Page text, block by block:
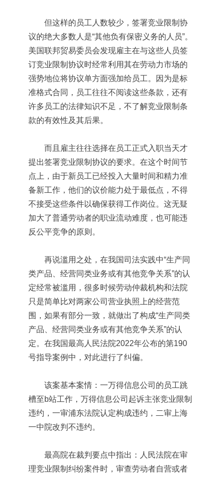
但这样的员工人数较少，签署竞业限制协
议的绝大多数人是“其他负有保密义务的人员”。
美国联邦贸易委员会发现雇主在与这些人员签
订竞业限制协议时经常利用其在劳动力市场的
强势地位将协议单方面强加给员工。因为是标
准格式合同，员工往往不阅读这些条款，还有
许多员工的法律知识不足，不了解竞业限制条
款的有效性及其后果。
而且雇主往往选择在员工正式入职当天才
提出签署竞业限制协议的要求。在这个时间节
点上，由于新员工已经投入大量时间和精力准
备新工作，他们的议价能力处于最低点，不得
不接受这些条件以确保获得工作岗位。这无疑
加大了普通劳动者的职业流动难度，也可能违
反公平竞争的原则。
再说滥用之处，在我国司法实践中“生产同
类产品、经营同类业务或有其他竞争关系”的认
定经常被滥用，很多时候劳动仲裁机构和法院
只是简单比对两家公司营业执照上的经营范
围，如果有部分一致，就做出了构成“生产同类
产品、经营同类业务或有其他竞争关系”的认
定。在我国最高人民法院2022年公布的第190
号指导案例中，对此进行了纠偏。
该案基本案情：一万得信息公司的员工跳
槽至b站工作，万得信息公司起诉主张竞业限制
违约，一审浦东法院认定构成违约，二审上海
一中院改判不违约。
最高院在裁判要点中指出：人民法院在审
理竞业限制纠纷案件时，审查劳动者自营或者